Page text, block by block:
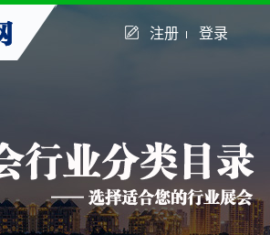
注册 登录